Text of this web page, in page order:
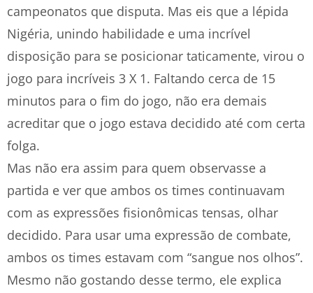
campeonatos que disputa. Mas eis que a lépida
Nigéria, unindo habilidade e uma incrível
disposição para se posicionar taticamente, virou o
jogo para incríveis 3 X 1. Faltando cerca de 15
minutos para o fim do jogo, não era demais
acreditar que o jogo estava decidido até com certa
folga.
Mas não era assim para quem observasse a
partida e ver que ambos os times continuavam
com as expressões fisionômicas tensas, olhar
decidido. Para usar uma expressão de combate,
ambos os times estavam com “sangue nos olhos”.
Mesmo não gostando desse termo, ele explica